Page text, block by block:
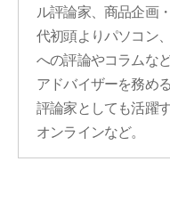
ル評論家、商品企画
代初頭よりパソコン
への評論やコラムな
アドバイザーを務め
評論家としても活躍
オンラインなど。